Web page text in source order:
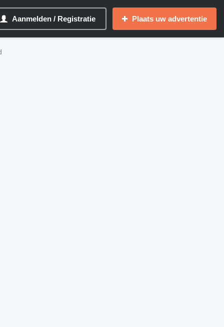
Aanmelden / Registratie Plaats uw advertentie